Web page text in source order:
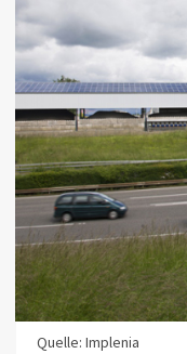
Quelle: Implenia